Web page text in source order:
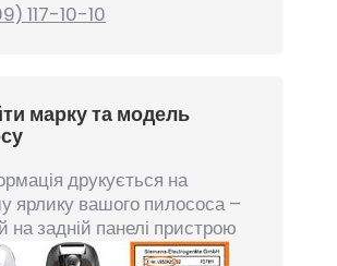
117-10-10
марку та модель
друкується на
ярлику вашого пилососа –
на задній панелі пристрою